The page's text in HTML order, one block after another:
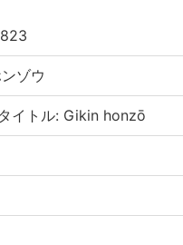
ゾウ
イトル: Gikin honzō